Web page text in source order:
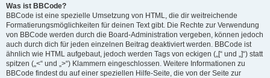
Was ist BBCode?
BBCode ist eine spezielle Umsetzung von HTML, die dir weitreichende
Formatierungsmöglichkeiten für deinen Text gibt. Die Rechte zur Verwendung
von BBCode werden durch die Board-Administration vergeben, können jedoch
auch durch dich für jeden einzelnen Beitrag deaktiviert werden. BBCode ist
ähnlich wie HTML aufgebaut, jedoch werden Tags von eckigen („[“ und „]“) statt
spitzen („<“ und „>“) Klammern eingeschlossen. Weitere Informationen zu
BBCode findest du auf einer speziellen Hilfe-Seite, die von der Seite zur